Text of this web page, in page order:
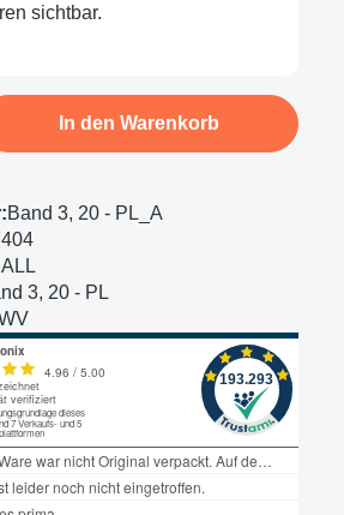
sichtbar.
Gib den gewünschten
In den Warenkorb
Band 3, 20 - PL_A
3, 20 - PL